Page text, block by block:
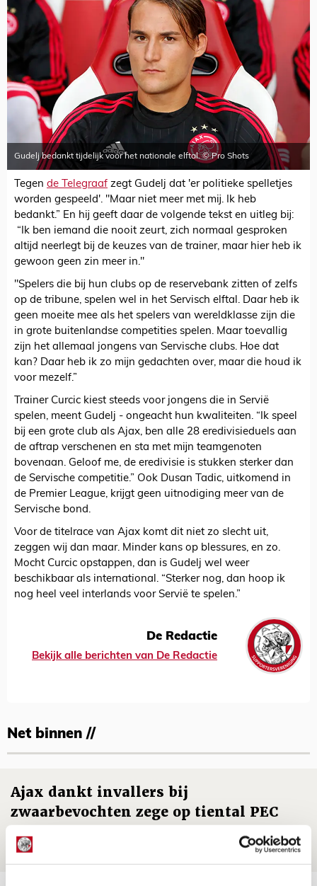
Gudelj bedankt tijdelijk voor het nationale elftal. © Pro Shots
Tegen de Telegraaf zegt Gudelj dat 'er politieke spelletjes
worden gespeeld'. "Maar niet meer met mij. Ik heb
bedankt.” En hij geeft daar de volgende tekst en uitleg bij:
“Ik ben iemand die nooit zeurt, zich normaal gesproken
altijd neerlegt bij de keuzes van de trainer, maar hier heb ik
gewoon geen zin meer in."
"Spelers die bij hun clubs op de reservebank zitten of zelfs
op de tribune, spelen wel in het Servisch elftal. Daar heb ik
geen moeite mee als het spelers van wereldklasse zijn die
in grote buitenlandse competities spelen. Maar toevallig
zijn het allemaal jongens van Servische clubs. Hoe dat
kan? Daar heb ik zo mijn gedachten over, maar die houd ik
voor mezelf.”
Trainer Curcic kiest steeds voor jongens die in Servië
spelen, meent Gudelj - ongeacht hun kwaliteiten. “Ik speel
bij een grote club als Ajax, ben alle 28 eredivisieduels aan
de aftrap verschenen en sta met mijn teamgenoten
bovenaan. Geloof me, de eredivisie is stukken sterker dan
de Servische competitie.” Ook Dusan Tadic, uitkomend in
de Premier League, krijgt geen uitnodiging meer van de
Servische bond.
Voor de titelrace van Ajax komt dit niet zo slecht uit,
zeggen wij dan maar. Minder kans op blessures, en zo.
Mocht Curcic opstappen, dan is Gudelj wel weer
beschikbaar als international. “Sterker nog, dan hoop ik
nog heel veel interlands voor Servië te spelen.”
De Redactie
Bekijk alle berichten van De Redactie
Net binnen //
Ajax dankt invallers bij
zwaarbevochten zege op tiental PEC
NIEUWS